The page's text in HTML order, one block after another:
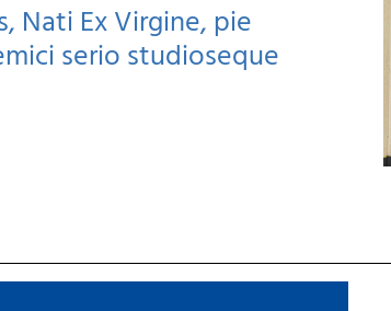
Nati Ex Virgine, pie
serio studioseque